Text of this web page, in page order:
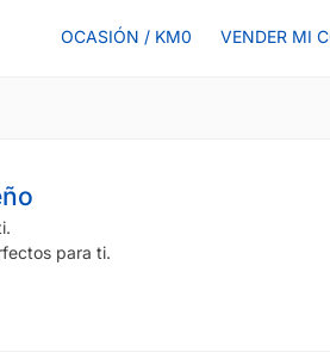
OCASIÓN / KM0 VENDER MI
para ti.